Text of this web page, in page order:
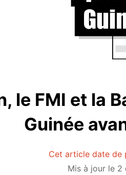
le FMI et la
Guinée
Cet article date de
Mis à jour le 2